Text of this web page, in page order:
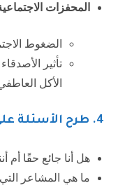
المحفزات
الضغوط
تأثير
الأكل
4. طرح الأسئلة
هل أنا جائع حقًا
ما هي المشاعر